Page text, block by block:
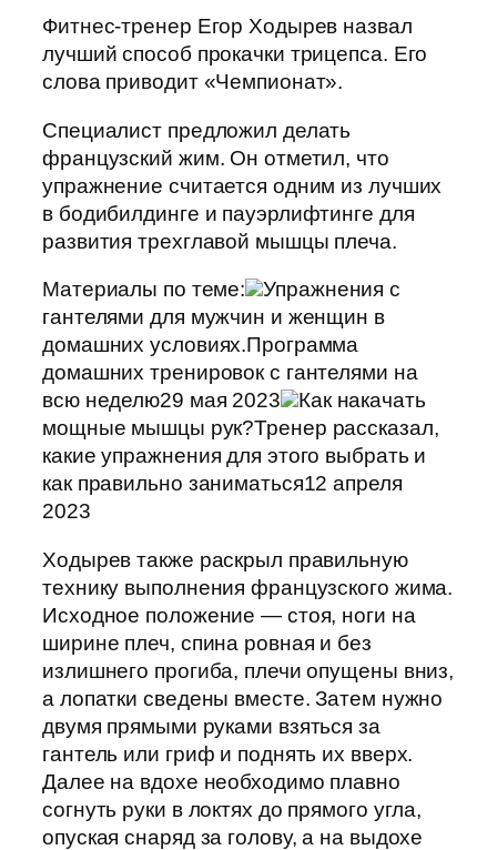
Фитнес-тренер Егор Ходырев назвал
лучший способ прокачки трицепса. Его
слова приводит «Чемпионат».
Специалист предложил делать
французский жим. Он отметил, что
упражнение считается одним из лучших
в бодибилдинге и пауэрлифтинге для
развития трехглавой мышцы плеча.
Материалы по теме:
Упражнения с
гантелями для мужчин и женщин в
домашних условиях.Программа
домашних тренировок с гантелями на
всю неделю29 мая 2023
Как накачать
мощные мышцы рук?Тренер рассказал,
какие упражнения для этого выбрать и
как правильно заниматься12 апреля
2023
Ходырев также раскрыл правильную
технику выполнения французского жима.
Исходное положение — стоя, ноги на
ширине плеч, спина ровная и без
излишнего прогиба, плечи опущены вниз,
а лопатки сведены вместе. Затем нужно
двумя прямыми руками взяться за
гантель или гриф и поднять их вверх.
Далее на вдохе необходимо плавно
согнуть руки в локтях до прямого угла,
опуская снаряд за голову, а на выдохе